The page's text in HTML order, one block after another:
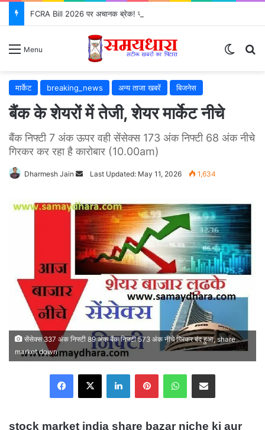
FCRA Bill 2026 पर अचानक ब्रेक! संसद के एजेंडे से क्यों गायब हुआ?
Menu
मार्केट breaking_news अन्य ताजा खबरें बिजनेस
बैंक के शेयरों में तेजी, शेयर मार्केट नीचे
बैंक निफ्टी 7 अंक ऊपर वही सेंसेक्स 173 अंक निफ्टी 68 अंक नीचे
गिरकर कर रहा है कारोबार (10.00am)
Dharmesh Jain
Send
email
Last Updated: May 11, 2026 1,634
सेंसेक्स 337 अंक निफ्टी 89 अंक बैंक निफ्टी 573 अंक नीचे गिरकर बंद हुआ, share
market down
stock market india share bazar niche ki aur